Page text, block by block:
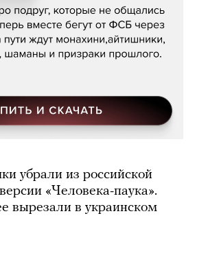
убрали из российской
«Человека-паука».
вырезали в украинском